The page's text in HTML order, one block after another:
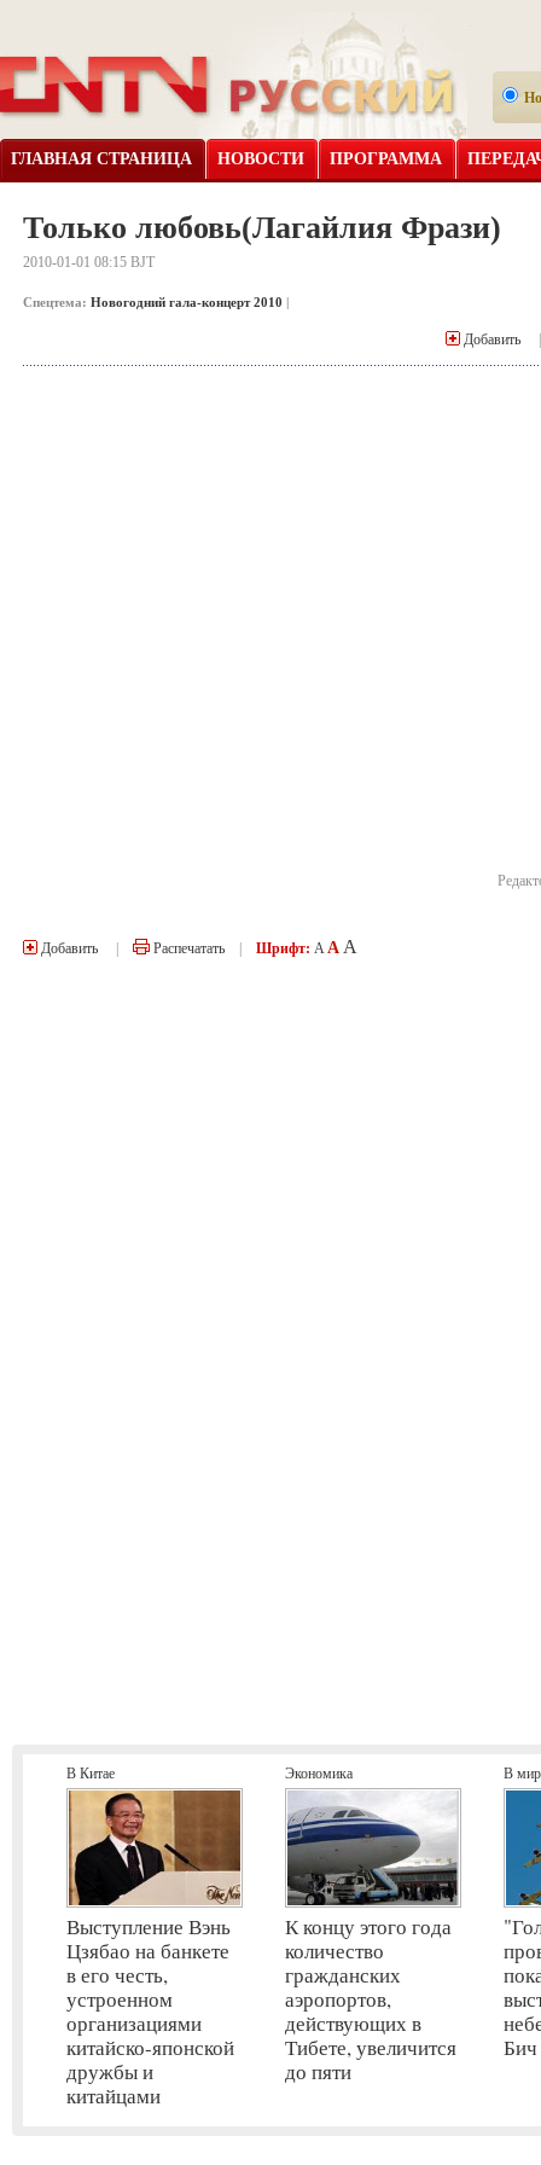
ГЛАВНАЯ СТРАНИЦА НОВОСТИ ПРОГРАММА
Только любовь(Лагайлия Фрази)
2010-01-01 08:15 BJT
Спецтема: Новогодний гала-концерт 2010 |
Добавить
Добавить Распечатать Шрифт: A A A
В Китае
Выступление Вэнь
Цзябао на банкете
в его честь,
устроенном
организациями
китайско-японской
дружбы и
китайцами
Экономика
К концу этого года
количество
гражданских
аэропортов,
действующих в
Тибете, увеличится
до пяти
В
Бич